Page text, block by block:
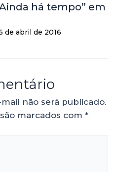
há tempo” em
de abril de 2016
não será publicado.
marcados com *